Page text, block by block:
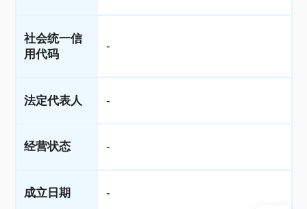
社会统一信
用代码
-
法定代表人 -
经营状态 -
成立日期 -